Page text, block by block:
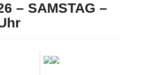
– SAMSTAG –